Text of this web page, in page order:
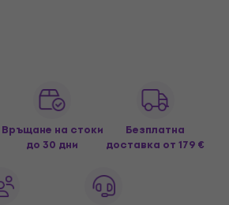
Връщане на стоки
до 30 дни
Безплатна
доставка от 179 €